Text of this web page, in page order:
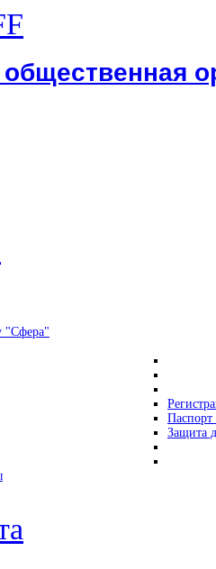
общественная
"Сфера"
Паспорт
Защита